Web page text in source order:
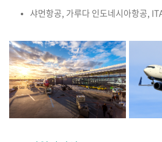
샤먼항공, 가루다 인도네시아항공,